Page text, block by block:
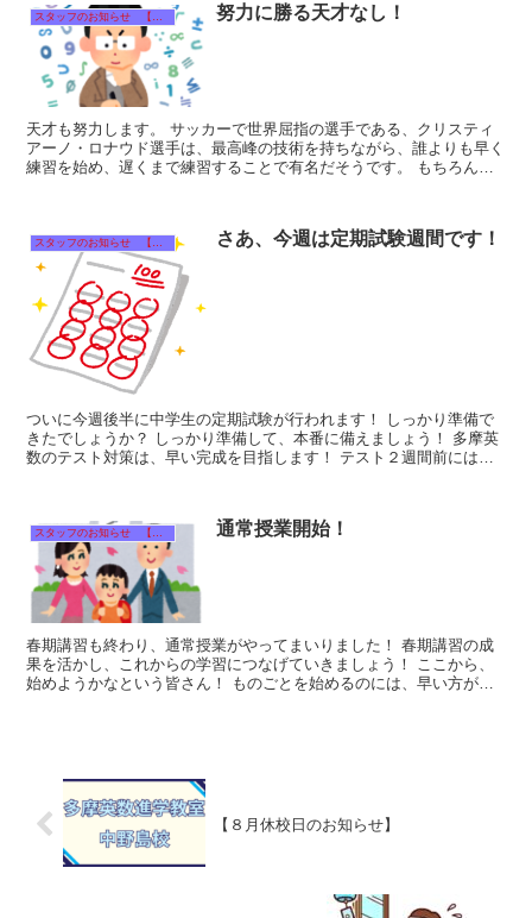
努力に勝る天才なし！
天才も努力します。 サッカーで世界屈指の選手である、クリスティ
アーノ・ロナウド選手は、最高峰の技術を持ちながら、誰よりも早く
練習を始め、遅くまで練習することで有名だそうです。 もちろん、
スタッフのお知らせ 【それぞれのタイトルをクリック！】 さあ、今週は定期試験週間です！
ついに今週後半に中学生の定期試験が行われます！ しっかり準備で
きたでしょうか？ しっかり準備して、本番に備えましょう！ 多摩英
数のテスト対策は、早い完成を目指します！ テスト２週間前には基
通常授業開始！
春期講習も終わり、通常授業がやってまいりました！ 春期講習の成
果を活かし、これからの学習につなげていきましょう！ ここから、
始めようかなという皆さん！ ものごとを始めるのには、早い方が絶
【８月休校日のお知らせ】